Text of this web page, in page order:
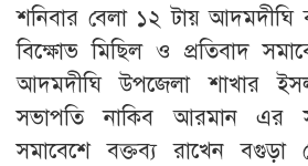
শনিবার বেলা ১২ টায় আদমদীঘি
বিক্ষোভ মিছিল ও প্রতিবাদ
আদমদীঘি উপজেলা শাখার
সভাপতি নাকিব আরমান এর
সমাবেশে বক্তব্য রাখেন বগুড়া